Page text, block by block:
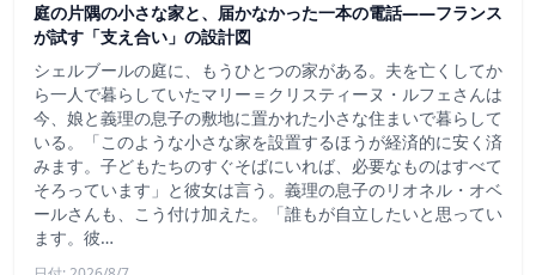
庭の片隅の小さな家と、届かなかった一本の電話——フランス
が試す「支え合い」の設計図
シェルブールの庭に、もうひとつの家がある。夫を亡くしてか
ら一人で暮らしていたマリー＝クリスティーヌ・ルフェさんは
今、娘と義理の息子の敷地に置かれた小さな住まいで暮らして
いる。「このような小さな家を設置するほうが経済的に安く済
みます。子どもたちのすぐそばにいれば、必要なものはすべて
そろっています」と彼女は言う。義理の息子のリオネル・オベ
ールさんも、こう付け加えた。「誰もが自立したいと思ってい
ます。彼…